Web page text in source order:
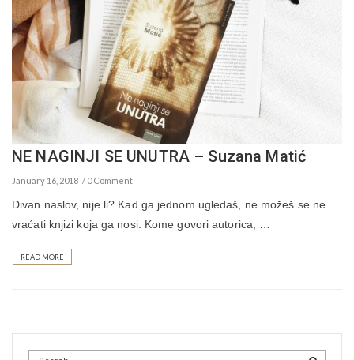
NE NAGINJI SE UNUTRA – Suzana Matić
January 16, 2018 0 Comment
Divan naslov, nije li? Kad ga jednom ugledaš, ne možeš se ne
vraćati knjizi koja ga nosi. Kome govori autorica; …
READ MORE